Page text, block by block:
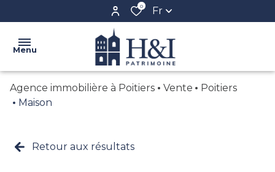
0 Fr
Menu
ACCUEIL
NOS
Agence immobilière à Poitiers Vente
Poitiers
Maison
Retour aux résultats